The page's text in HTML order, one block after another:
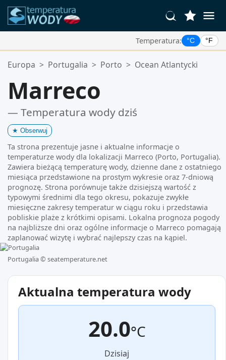
Temperatura: °C °F
Twoje Ulubione Lokalizacje:
Europa > Portugalia > Porto > Ocean Atlantycki
Marreco
— Temperatura wody dziś
★ Obserwuj
Ta strona prezentuje jasne i aktualne informacje o
temperaturze wody dla lokalizacji Marreco (Porto, Portugalia).
Zawiera bieżącą temperaturę wody, dzienne dane z ostatniego
miesiąca przedstawione na prostym wykresie oraz 7-dniową
prognozę. Strona porównuje także dzisiejszą wartość z
typowymi średnimi dla tego okresu, pokazuje zwykłe
miesięczne zakresy temperatur w ciągu roku i przedstawia
pobliskie plaże z krótkimi opisami. Lokalna prognoza pogody
na najbliższe dni oraz ogólne informacje o Marreco pomagają
zaplanować wizytę i wybrać najlepszy czas na kąpiel.
Portugalia © seatemperature.net
Aktualna temperatura wody
20.0°C
Dzisiaj